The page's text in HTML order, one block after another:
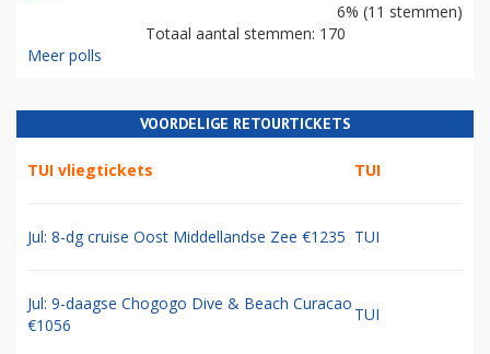
6% (11 stemmen)
Totaal aantal stemmen: 170
Meer polls
VOORDELIGE RETOURTICKETS
TUI vliegtickets TUI
Jul: 8-dg cruise Oost Middellandse Zee €1235 TUI
Jul: 9-daagse Chogogo Dive & Beach Curacao
€1056
TUI